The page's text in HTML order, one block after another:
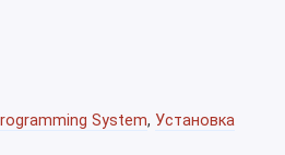
System, Установка